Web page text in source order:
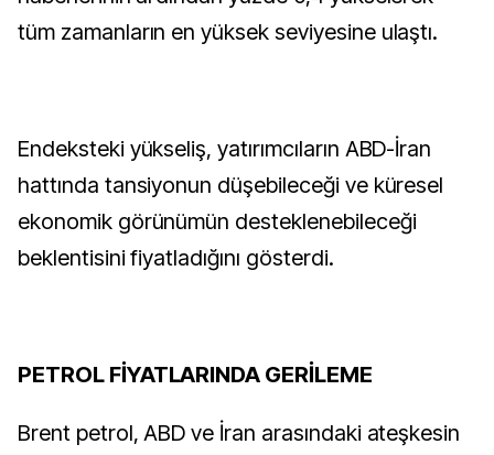
tüm zamanların en yüksek seviyesine ulaştı.
Endeksteki yükseliş, yatırımcıların ABD-İran
hattında tansiyonun düşebileceği ve küresel
ekonomik görünümün desteklenebileceği
beklentisini fiyatladığını gösterdi.
PETROL FİYATLARINDA GERİLEME
Brent petrol, ABD ve İran arasındaki ateşkesin